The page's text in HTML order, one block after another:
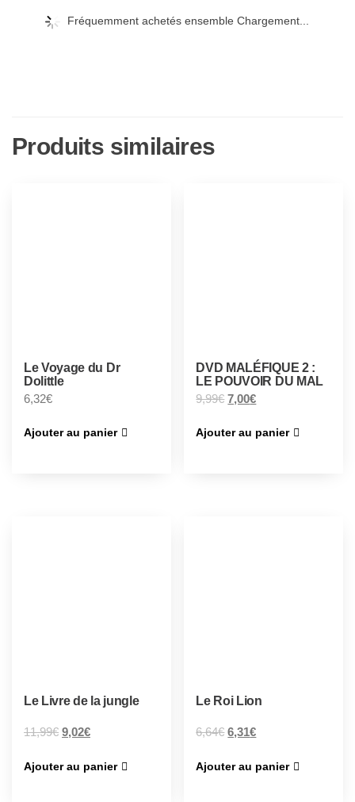
Fréquemment achetés ensemble Chargement...
Produits similaires
Le Voyage du Dr
Dolittle
6,32€
Ajouter au panier
DVD MALÉFIQUE 2 :
LE POUVOIR DU MAL
9,99€ 7,00€
Ajouter au panier
Le Livre de la jungle
11,99€ 9,02€
Ajouter au panier
Le Roi Lion
6,64€ 6,31€
Ajouter au panier